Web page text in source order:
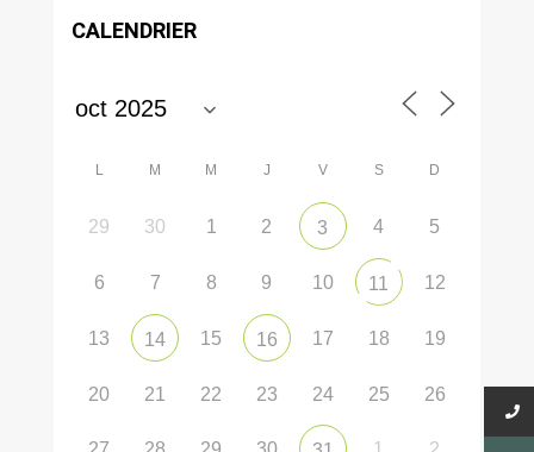
CALENDRIER
L M M J V S D
29 30 1 2 3 4 5
6 7 8 9 10 11 12
13 14 15 16 17 18 19
20 21 22 23 24 25 26